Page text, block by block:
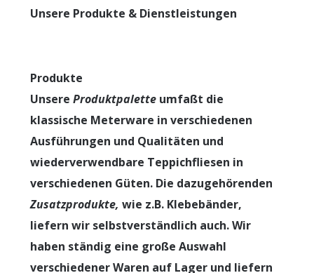
Unsere Produkte & Dienstleistungen
Produkte
Unsere Produktpalette umfaßt die
klassische Meterware in verschiedenen
Ausführungen und Qualitäten und
wiederverwendbare Teppichfliesen in
verschiedenen Güten. Die dazugehörenden
Zusatzprodukte, wie z.B. Klebebänder,
liefern wir selbstverständlich auch. Wir
haben ständig eine große Auswahl
verschiedener Waren auf Lager und liefern